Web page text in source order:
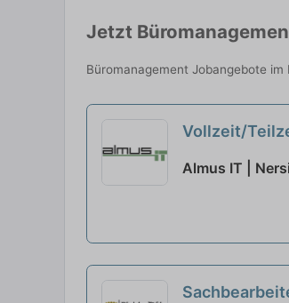
Jetzt
Büromanagement Jobangebote
Vollzeit/
Almus IT |